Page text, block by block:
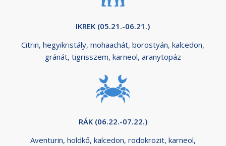
IKREK (05.21.-06.21.)
Citrin, hegyikristály, mohaachát, borostyán, kalcedon,
gránát, tigrisszem, karneol, aranytopáz
RÁK (06.22.-07.22.)
Aventurin, holdkő, kalcedon, rodokrozit, karneol,